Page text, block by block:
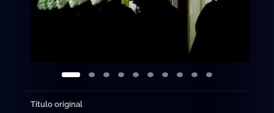
Título original